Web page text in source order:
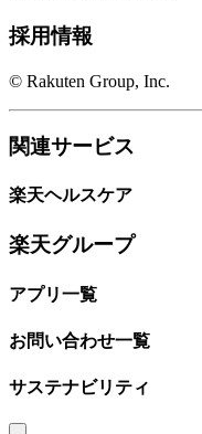
採用情報
© Rakuten Group, Inc.
関連サービス
楽天ヘルスケア
楽天グループ
アプリ一覧
お問い合わせ一覧
サステナビリティ